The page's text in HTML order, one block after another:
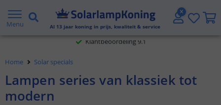
Menu Al 13 jaar koning in prijs, kwaliteit & service
Klantbeoordeling 9.1
Voor 23:45 uur besteld,morgen in huis
Home
Solar specials
Lampen series van klassiek tot
modern